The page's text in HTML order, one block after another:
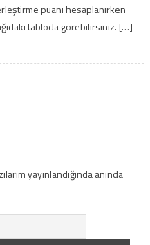
puanı hesaplanırken
tabloda görebilirsiniz. […]
yayınlandığında anında